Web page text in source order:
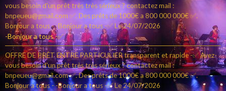
vous besoin d'un prêt très très sérieux ? contactez mail :
bnpeueu@gmail.com ✅. Des prêts de 1000€ a 800 000 000€ ✅.
Bonjour a tous - -Bonjour a tous -✅Le 24/07/2026
-Bonjour a tous -✅
OFFRE DE PRÊT ENTRE PARTICULIER transparent et rapide -✅ Avez-
vous besoin d'un prêt très très sérieux ? contactez mail :
bnpeueu@gmail.com ✅. Des prêts de 1000€ a 800 000 000€ ✅.
Bonjour a tous - -Bonjour a tous -✅Le 24/07/2026